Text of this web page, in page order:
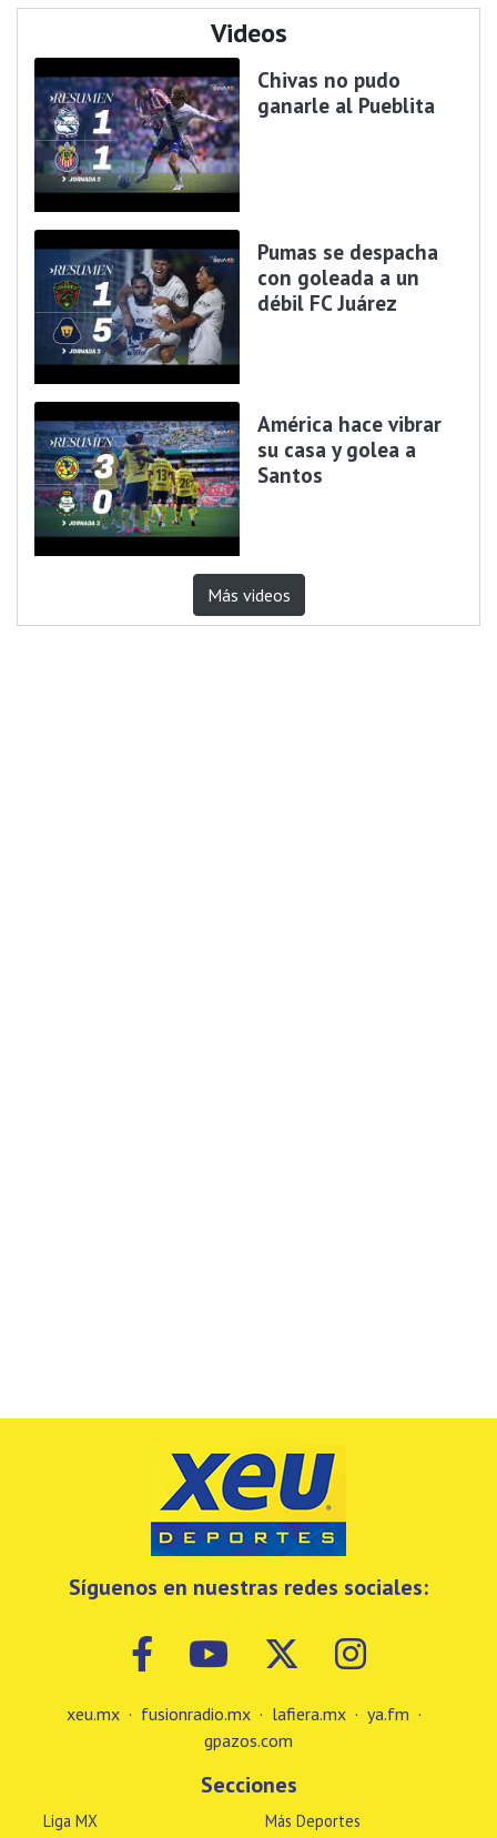
Videos
Chivas no pudo
ganarle al Pueblita
Pumas se despacha
con goleada a un
débil FC Juárez
América hace vibrar
su casa y golea a
Santos
Más videos
Síguenos en nuestras redes sociales:
xeu.mx · fusionradio.mx · lafiera.mx · ya.fm ·
gpazos.com
Secciones
Liga MX
Más Deportes